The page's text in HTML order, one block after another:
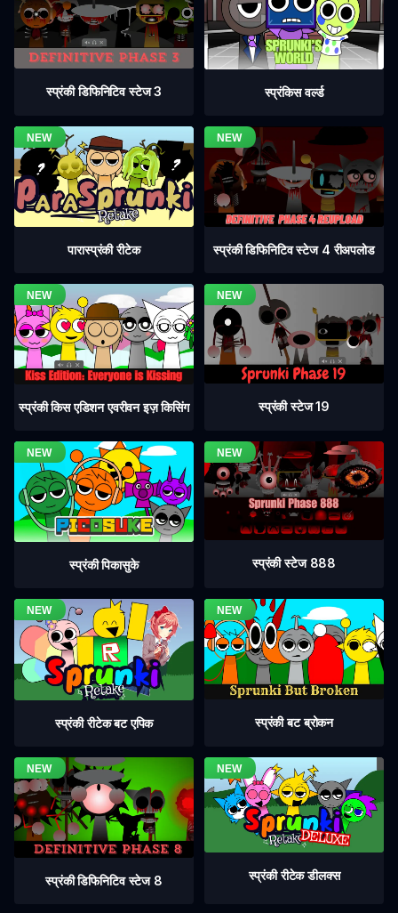
स्प्रंकी डिफिनिटिव स्टेज 3 स्प्रंकिस वर्ल्ड
पारास्प्रंकी रीटेक स्प्रंकी डिफिनिटिव स्टेज 4 रीअपलोड
स्प्रंकी किस एडिशन एवरीवन इज़ किसिंग स्प्रंकी स्टेज 19
स्प्रंकी पिकासुके स्प्रंकी स्टेज 888
स्प्रंकी रीटेक बट एपिक स्प्रंकी बट ब्रोकन
स्प्रंकी डिफिनिटिव स्टेज 8 स्प्रंकी रीटेक डीलक्स